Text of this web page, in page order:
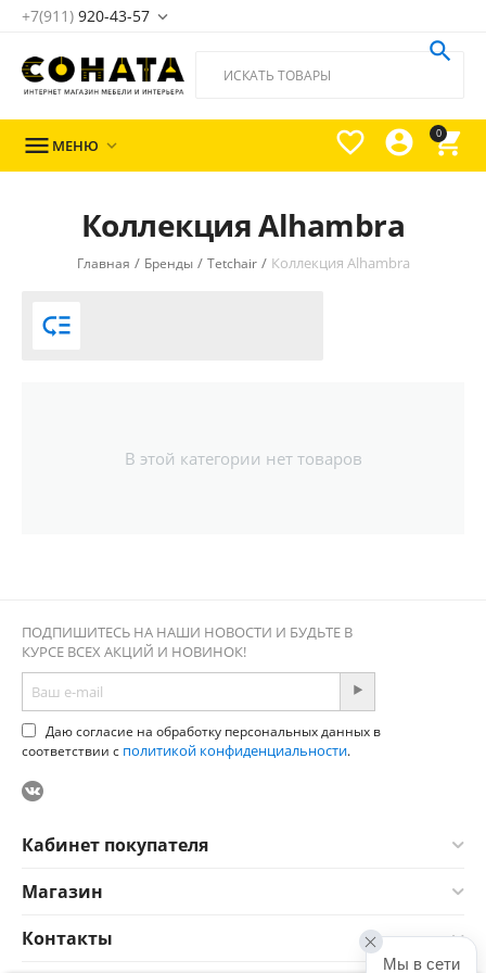
+7(911) 920-43-57 
0




 МЕНЮ 
Коллекция Alhambra
Главная / Бренды / Tetchair / Коллекция Alhambra

В этой категории нет товаров
ПОДПИШИТЕСЬ НА НАШИ НОВОСТИ И БУДЬТЕ В
КУРСЕ ВСЕХ АКЦИЙ И НОВИНОК!
Даю согласие на обработку персональных данных в
соответствии с политикой конфиденциальности.
Кабинет покупателя
Магазин
Контакты
Мы в сети